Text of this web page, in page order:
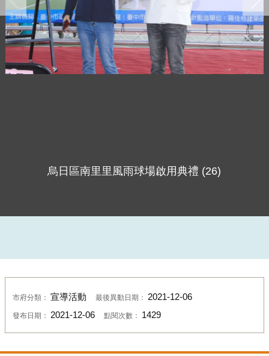
烏日區南里里風雨球場啟用典禮 (26)
市府分類： 宣導活動 最後異動日期： 2021-12-06
發布日期： 2021-12-06 點閱次數： 1429